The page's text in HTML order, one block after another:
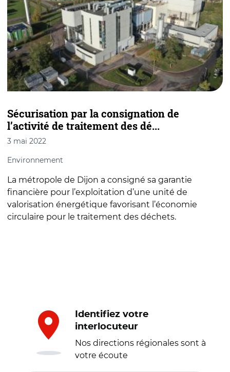
Sécurisation par la consignation de
l’activité de traitement des dé...
3 mai 2022
Environnement
La métropole de Dijon a consigné sa garantie
financière pour l’exploitation d’une unité de
valorisation énergétique favorisant l’économie
circulaire pour le traitement des déchets.
Identifiez votre
interlocuteur
Nos directions régionales sont à
votre écoute